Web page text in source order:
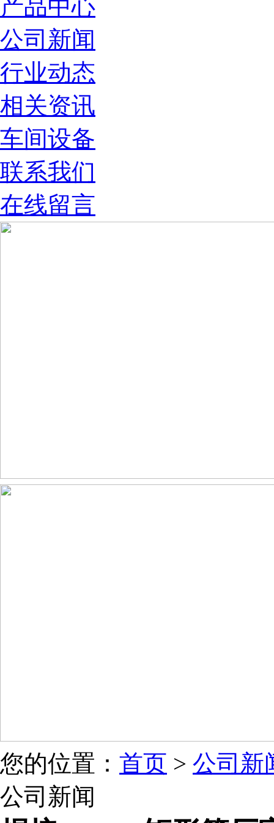
产品中心
公司新闻
行业动态
相关资讯
车间设备
联系我们
在线留言
您的位置： 首页 > 公司新
公司新闻